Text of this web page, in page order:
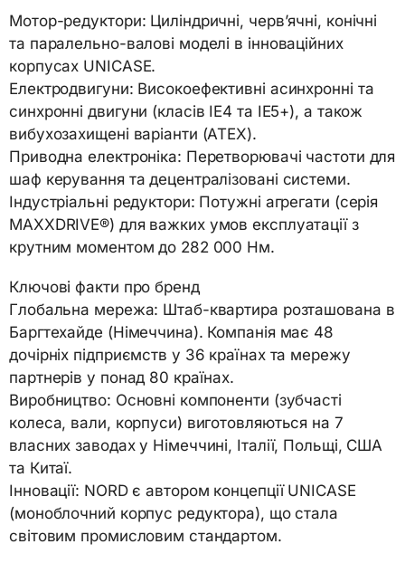
Мотор-редуктори: Циліндричні, черв’ячні, конічні
та паралельно-валові моделі в інноваційних
корпусах UNICASE.
Електродвигуни: Високоефективні асинхронні та
синхронні двигуни (класів IE4 та IE5+), а також
вибухозахищені варіанти (ATEX).
Приводна електроніка: Перетворювачі частоти для
шаф керування та децентралізовані системи.
Індустріальні редуктори: Потужні агрегати (серія
MAXXDRIVE®) для важких умов експлуатації з
крутним моментом до 282 000 Нм.
Ключові факти про бренд
Глобальна мережа: Штаб-квартира розташована в
Баргтехайде (Німеччина). Компанія має 48
дочірніх підприємств у 36 країнах та мережу
партнерів у понад 80 країнах.
Виробництво: Основні компоненти (зубчасті
колеса, вали, корпуси) виготовляються на 7
власних заводах у Німеччині, Італії, Польщі, США
та Китаї.
Інновації: NORD є автором концепції UNICASE
(моноблочний корпус редуктора), що стала
світовим промисловим стандартом.